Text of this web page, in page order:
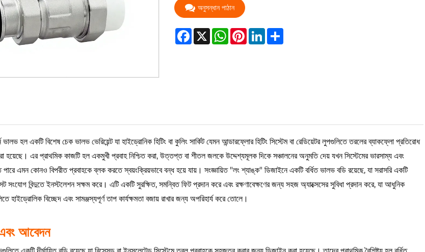
অনুসন্ধান পাঠান
Facebook
X WhatsApp
Pinterest
LinkedIn
Share
ভালভ হল একটি বিশেষ চেক ভালভ ভেরিয়েন্ট যা হাইড্রোনিক হিটিং বা কুলিং সার্কিট যেমন আন্ডারফ্লোর হিটিং সিস্টেম বা রেডিয়েটর লুপগুলিতে তরলের ব্যাকফ্লো প্রতিরোধ
হয়েছে। এর প্রাথমিক কাজটি হল একমুখী প্রবাহ নিশ্চিত করা, উত্তপ্ত বা শীতল জলকে উদ্দেশ্যমূলক দিকে সঞ্চালনের অনুমতি দেয় যখন সিস্টেমের ভারসাম্য এবং
এমন কোনও বিপরীত প্রবাহকে ব্লক করতে স্বয়ংক্রিয়ভাবে বন্ধ হয়ে যায়। সংজ্ঞায়িত "লং শ্যাঙ্ক" ডিজাইনে একটি বর্ধিত ভালভ বডি রয়েছে, যা সরাসরি একটি
সংযোগ বিন্দুতে ইনস্টলেশন সক্ষম করে। এটি একটি সুরক্ষিত, সমন্বিত ফিট প্রদান করে এবং রক্ষণাবেক্ষণের জন্য সহজ অ্যাক্সেসের সুবিধা প্রদান করে, যা আধুনিক
হাইড্রোলিক বিচ্ছেদ এবং সামঞ্জস্যপূর্ণ তাপ কার্যক্ষমতা বজায় রাখার জন্য অপরিহার্য করে তোলে।
এবং আবেদন